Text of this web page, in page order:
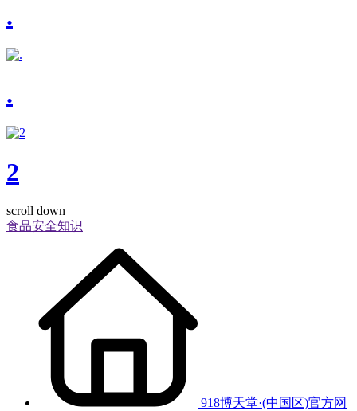
.
.
2
scroll down
食品安全知识
918博天堂·(中国区)官方网